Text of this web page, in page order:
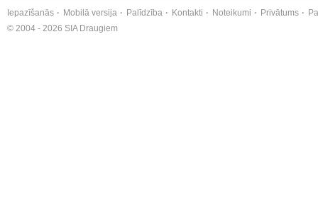
Iepazīšanās Mobilā versija Palīdzība Kontakti Noteikumi Privātums
© 2004 - 2026 SIA Draugiem